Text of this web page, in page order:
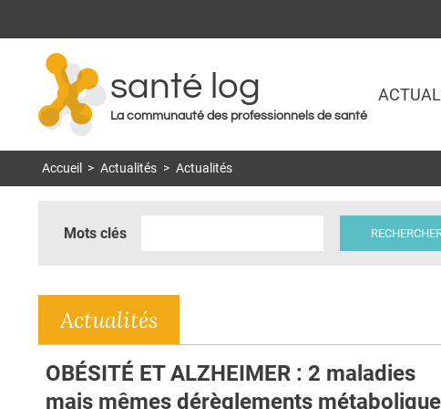
santé log
La communauté des professionnels de santé
Accueil > Actualités > Actualités
Mots clés
Actualités
OBÉSITÉ ET ALZHEIMER : 2 maladies
mais mêmes dérèglements